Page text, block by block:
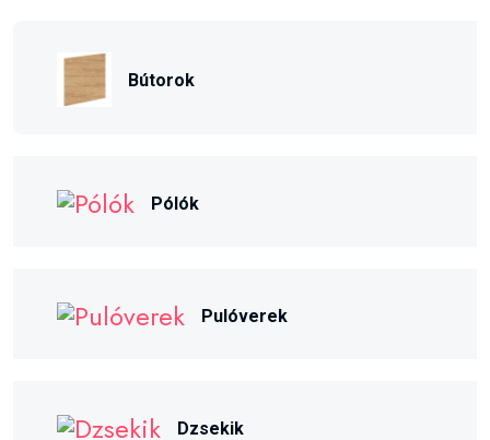
Bútorok
Pólók
Pulóverek
Dzsekik